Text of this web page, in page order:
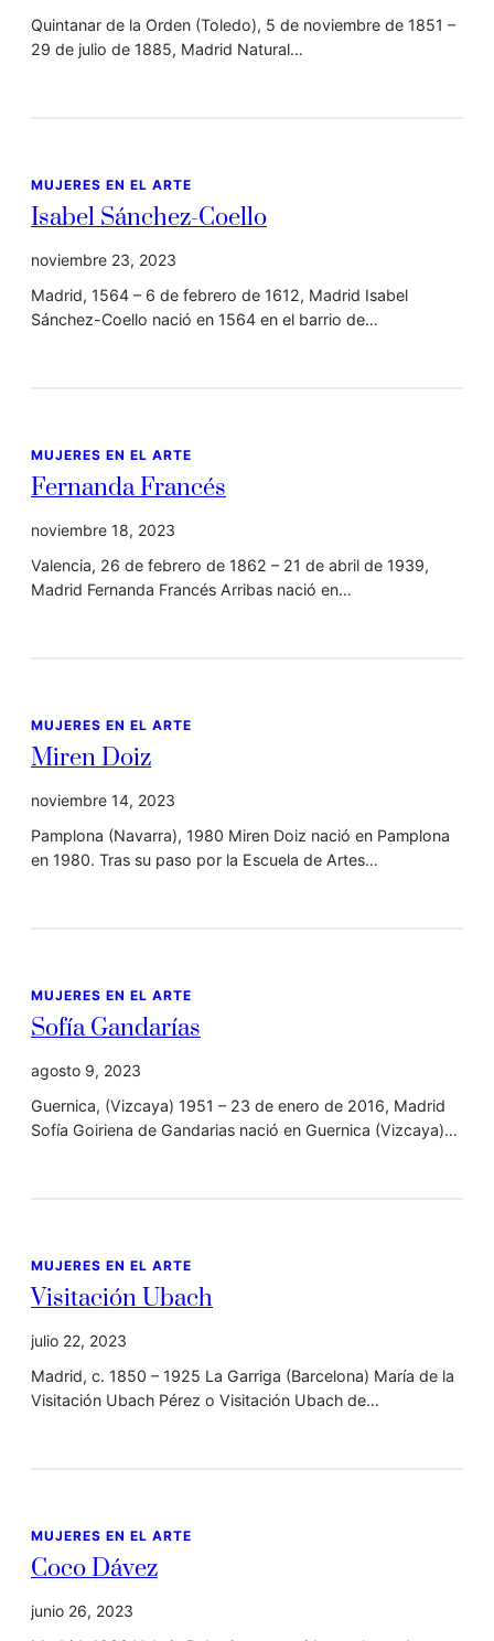
Quintanar de la Orden (Toledo), 5 de noviembre de 1851 –
29 de julio de 1885, Madrid Natural…
MUJERES EN EL ARTE
Isabel Sánchez-Coello
noviembre 23, 2023
Madrid, 1564 – 6 de febrero de 1612, Madrid Isabel
Sánchez-Coello nació en 1564 en el barrio de…
MUJERES EN EL ARTE
Fernanda Francés
noviembre 18, 2023
Valencia, 26 de febrero de 1862 – 21 de abril de 1939,
Madrid Fernanda Francés Arribas nació en…
MUJERES EN EL ARTE
Miren Doiz
noviembre 14, 2023
Pamplona (Navarra), 1980 Miren Doiz nació en Pamplona
en 1980. Tras su paso por la Escuela de Artes…
MUJERES EN EL ARTE
Sofía Gandarías
agosto 9, 2023
Guernica, (Vizcaya) 1951 – 23 de enero de 2016, Madrid
Sofía Goiriena de Gandarias nació en Guernica (Vizcaya)…
MUJERES EN EL ARTE
Visitación Ubach
julio 22, 2023
Madrid, c. 1850 – 1925 La Garriga (Barcelona) María de la
Visitación Ubach Pérez o Visitación Ubach de…
MUJERES EN EL ARTE
Coco Dávez
junio 26, 2023